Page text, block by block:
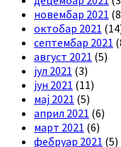
новембар 2021
октобар 2021
септембар 2021
август 2021 (5)
јул 2021 (3)
јун 2021 (11)
мај 2021 (5)
април 2021 (6)
март 2021 (6)
фебруар 2021 (5)